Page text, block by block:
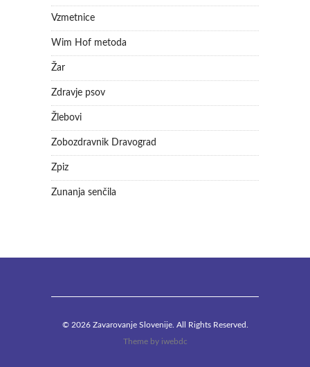
Vzmetnice
Wim Hof metoda
Žar
Zdravje psov
Žlebovi
Zobozdravnik Dravograd
Zpiz
Zunanja senčila
© 2026 Zavarovanje Slovenije. All Rights Reserved.
Theme by iwebdc